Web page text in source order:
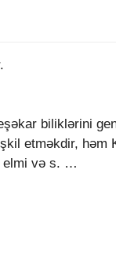
biliklərini
etməkdir, həm
elmi və s. …